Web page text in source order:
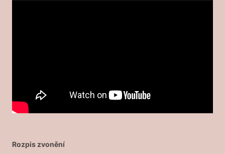
Rozpis zvonění